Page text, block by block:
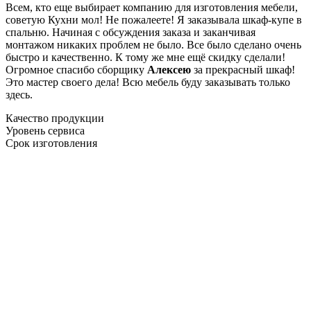
Всем, кто еще выбирает компанию для изготовления мебели,
советую Кухни мол! Не пожалеете! Я заказывала шкаф-купе в
спальню. Начиная с обсуждения заказа и заканчивая
монтажом никаких проблем не было. Все было сделано очень
быстро и качественно. К тому же мне ещё скидку сделали!
Огромное спасибо сборщику Алексею за прекрасный шкаф!
Это мастер своего дела! Всю мебель буду заказывать только
здесь.
Качество продукции
Уровень сервиса
Срок изготовления